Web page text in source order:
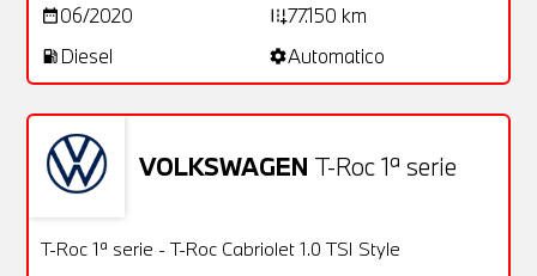
date_range06/2020 add_road77.150 km
local_gas_station Diesel settingsAutomatico
VOLKSWAGEN T-Roc 1ª serie
OFFERTA
Usato
T-Roc 1ª serie - T-Roc Cabriolet 1.0 TSI Style